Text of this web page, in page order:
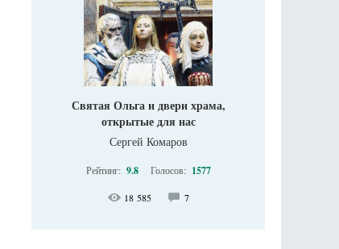
Святая Ольга и двери храма,
открытые для нас
Сергей Комаров
Рейтинг: 9.8 Голосов: 1577
18 585 7